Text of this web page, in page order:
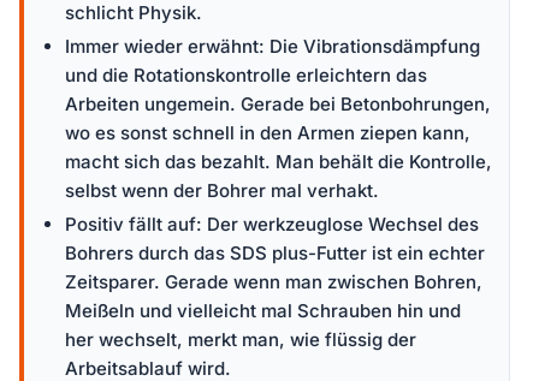
schlicht Physik.
Immer wieder erwähnt: Die Vibrationsdämpfung
und die Rotationskontrolle erleichtern das
Arbeiten ungemein. Gerade bei Betonbohrungen,
wo es sonst schnell in den Armen ziepen kann,
macht sich das bezahlt. Man behält die Kontrolle,
selbst wenn der Bohrer mal verhakt.
Positiv fällt auf: Der werkzeuglose Wechsel des
Bohrers durch das SDS plus-Futter ist ein echter
Zeitsparer. Gerade wenn man zwischen Bohren,
Meißeln und vielleicht mal Schrauben hin und
her wechselt, merkt man, wie flüssig der
Arbeitsablauf wird.